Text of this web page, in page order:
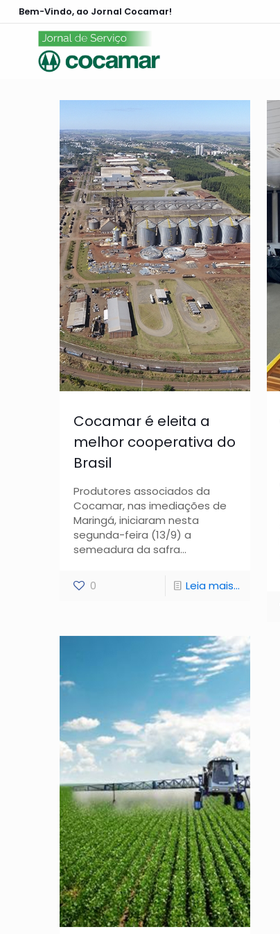
Bem-Vindo, ao Jornal Cocamar!
Cocamar é eleita a
melhor cooperativa do
Brasil
Produtores associados da
Cocamar, nas imediações de
Maringá, iniciaram nesta
segunda-feira (13/9) a
semeadura da safra...
0 Leia mais...